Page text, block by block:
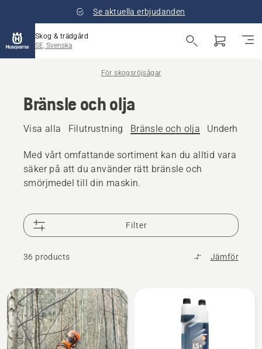
Se aktuella erbjudanden
Skog & trädgård
SE, Svenska
För skogsröjsågar
Bränsle och olja
Visa alla Filutrustning Bränsle och olja Underhåll
Med vårt omfattande sortiment kan du alltid vara
säker på att du använder rätt bränsle och
smörjmedel till din maskin.
Filter
36 products Jämför
Alla
produkter